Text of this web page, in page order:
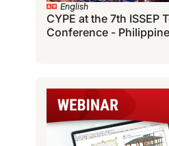
English
CYPE at the 7th ISSEP
Conference -